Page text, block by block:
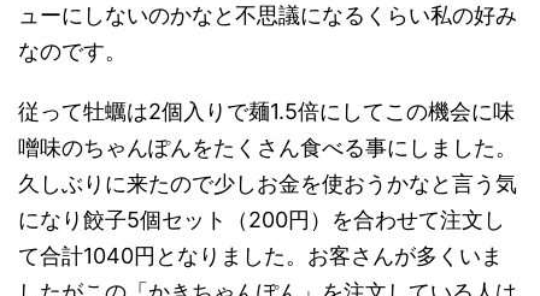
ューにしないのかなと不思議になるくらい私の好み
なのです。
従って牡蠣は2個入りで麺1.5倍にしてこの機会に味
噌味のちゃんぽんをたくさん食べる事にしました。
久しぶりに来たので少しお金を使おうかなと言う気
になり餃子5個セット（200円）を合わせて注文し
て合計1040円となりました。お客さんが多くいま